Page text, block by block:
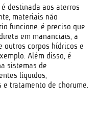
destinada aos aterros
materiais não
funcione, é preciso que
em mananciais, a
outros corpos hídricos e
Além disso, é
sistemas de
líquidos,
e tratamento de chorume.